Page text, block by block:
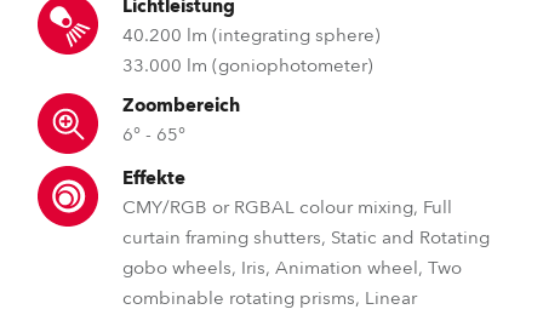
Lichtleistung
40.200 lm (integrating sphere)
33.000 lm (goniophotometer)
Zoombereich
6° - 65°
Effekte
CMY/RGB or RGBAL colour mixing, Full
curtain framing shutters, Static and Rotating
gobo wheels, Iris, Animation wheel, Two
combinable rotating prisms, Linear